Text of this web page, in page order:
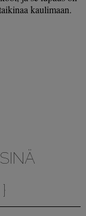
kaulimaan.